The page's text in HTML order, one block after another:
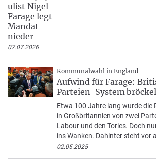
ulist Nigel
Farage legt
Mandat
nieder
07.07.2026
Kommunalwahl in England
Aufwind für Farage:
Parteien-System
Etwa 100 Jahre lang wurde die
in Großbritannien von zwei
Labour und den Tories. Doch
ins Wanken. Dahinter steht vor
02.05.2025